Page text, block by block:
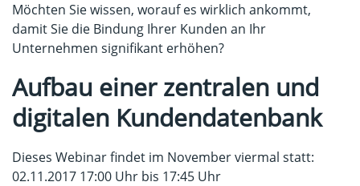
Möchten Sie wissen, worauf es wirklich ankommt,
damit Sie die Bindung Ihrer Kunden an Ihr
Unternehmen signifikant erhöhen?
Aufbau einer zentralen und
digitalen Kundendatenbank
Dieses Webinar findet im November viermal statt:
02.11.2017 17:00 Uhr bis 17:45 Uhr